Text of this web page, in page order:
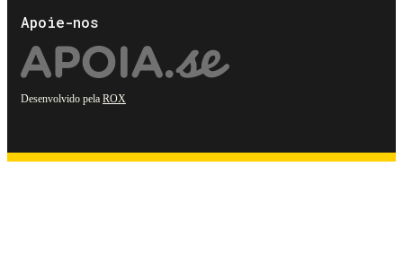
Apoie-nos
Desenvolvido pela ROX